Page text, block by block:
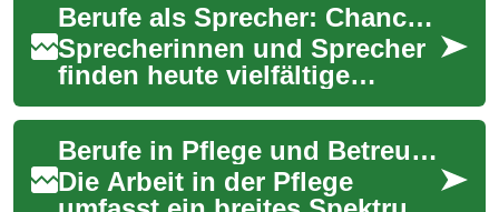
Berufe als Sprecher: Chancen in Synchronisation und Animation
Sprecherinnen und Sprecher
finden heute vielfältige
Beschäftigungsfelder: von
klassischer Synchronisation
über Werbes...
Berufe in Pflege und Betreuung: Chancen für Pflegekräfte
Die Arbeit in der Pflege